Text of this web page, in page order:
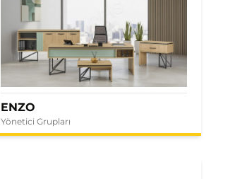
ENZO
Yönetici Grupları